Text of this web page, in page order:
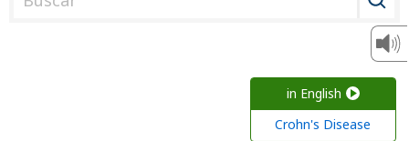
in English
Crohn's Disease